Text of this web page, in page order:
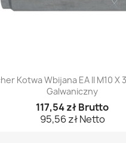
Kotwa Wbijana EA II M10 X
Galwaniczny
117,54 zł Brutto
95,56 zł Netto